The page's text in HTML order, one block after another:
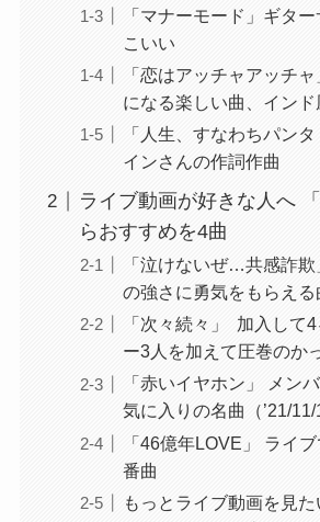
「マナーモード」ギタ
こいい
「恋はアッチャアッチ
になる楽しい曲、インド
「人生、すなわちパン
インさんの作詞作曲
ライブ動画が好きな人へ
らおすすめを4曲
「泣けないぜ…共感詐
の強さに勇気をもらえる
「次々続々」 加入して
ー3人を加えて圧巻のか
「赤いイヤホン」 メン
気に入りの名曲（’21/11/
「46億年LOVE」 ライ
番曲
もっとライブ動画を見